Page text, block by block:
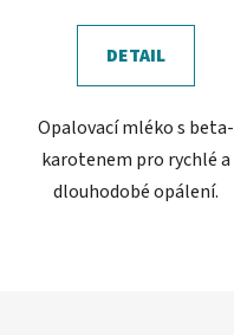
DETAIL
Opalovací mléko s beta-
karotenem pro rychlé a
dlouhodobé opálení.